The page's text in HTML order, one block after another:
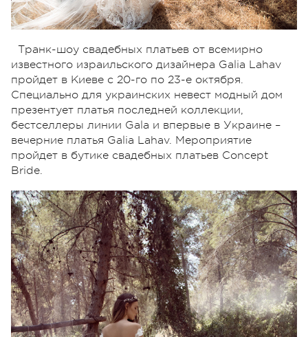
Транк-шоу свадебных платьев от всемирно
известного израильского дизайнера Galia Lahav
пройдет в Киеве с 20-го по 23-е октября.
Специально для украинских невест модный дом
презентует платья последней коллекции,
бестселлеры линии Gala и впервые в Украине –
вечерние платья Galia Lahav. Мероприятие
пройдет в бутике свадебных платьев Concept
Bride.